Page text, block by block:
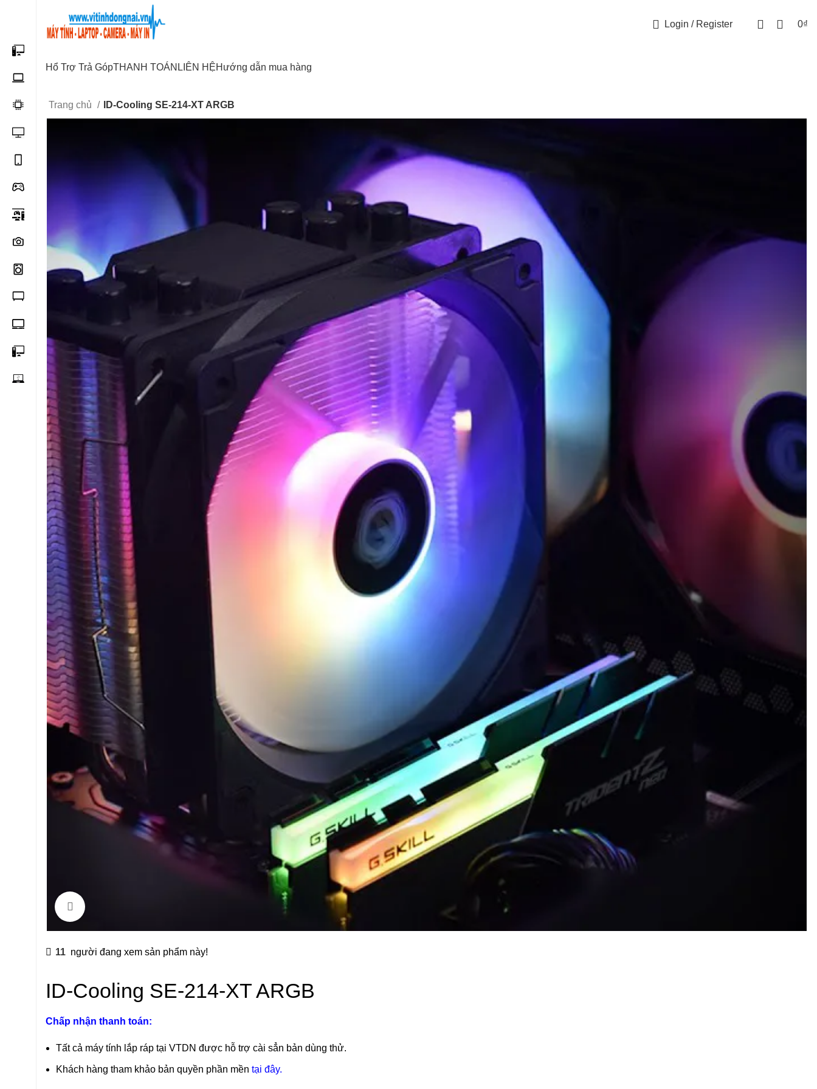
Login / Register 0₫
Hổ Trợ Trả GópTHANH TOÁN LIÊN HỆHướng dẫn mua hàng
Trang chủ ID-Cooling SE-214-XT ARGB
11 người đang xem sản phẩm này!
ID-Cooling SE-214-XT ARGB
Chấp nhận thanh toán:
Tất cả máy tính lắp ráp tại VTDN được hỗ trợ cài sẳn bản dùng thử.
Khách hàng tham khảo bản quyền phần mền tại đây.
Start typing to see posts you are looking for.